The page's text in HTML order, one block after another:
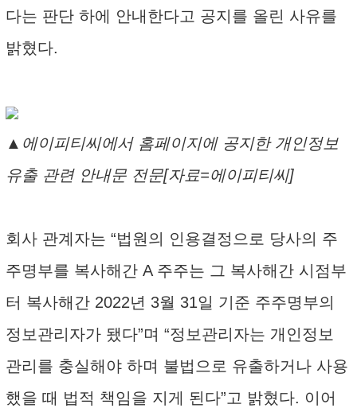
다는 판단 하에 안내한다고 공지를 올린 사유를
밝혔다.
▲에이피티씨에서 홈페이지에 공지한 개인정보
유출 관련 안내문 전문[자료=에이피티씨]
회사 관계자는 “법원의 인용결정으로 당사의 주
주명부를 복사해간 A 주주는 그 복사해간 시점부
터 복사해간 2022년 3월 31일 기준 주주명부의
정보관리자가 됐다”며 “정보관리자는 개인정보
관리를 충실해야 하며 불법으로 유출하거나 사용
했을 때 법적 책임을 지게 된다”고 밝혔다. 이어